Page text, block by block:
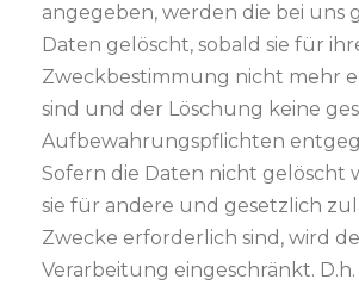
angegeben, werden die bei uns
Daten gelöscht, sobald sie für
Zweckbestimmung nicht mehr
sind und der Löschung keine
Aufbewahrungspflichten
Sofern die Daten nicht gelöscht
sie für andere und gesetzlich
Zwecke erforderlich sind, wird
Verarbeitung eingeschränkt.